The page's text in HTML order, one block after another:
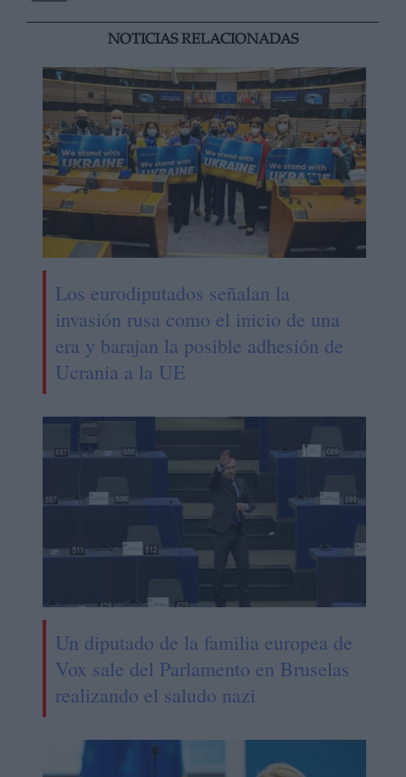
NOTICIAS RELACIONADAS
Los eurodiputados señalan la
invasión rusa como el inicio de una
era y barajan la posible adhesión de
Ucrania a la UE
Un diputado de la familia europea de
Vox sale del Parlamento en Bruselas
realizando el saludo nazi